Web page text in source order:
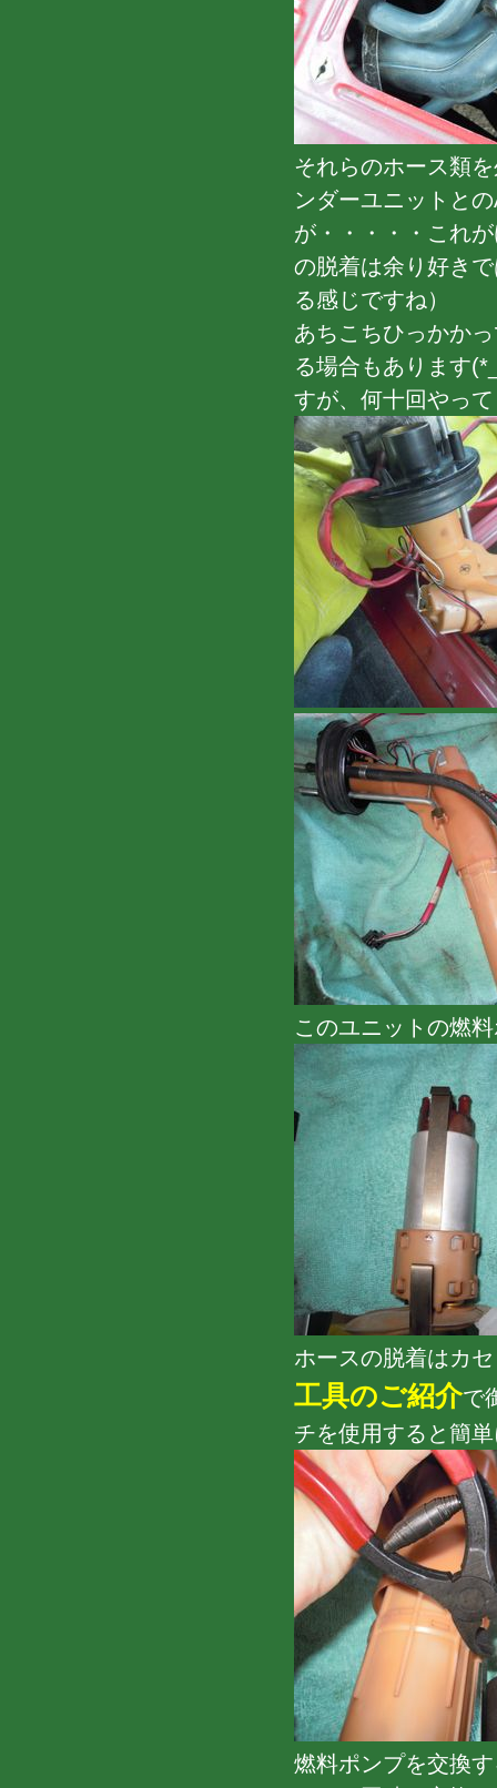
それらのホース類
ンダーユニットと
が・・・・・これ
の脱着は余り好き
る感じですね）
あちこちひっかか
る場合もあります
すが、何十回やっ
このユニットの燃
ホースの脱着はカ
工具のご紹介で
チを使用すると簡
燃料ポンプを交換